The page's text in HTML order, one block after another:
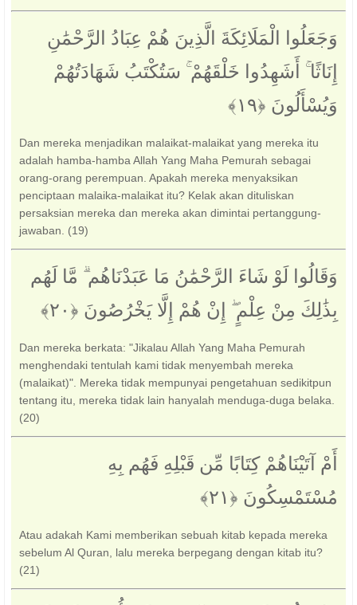
وَجَعَلُوا الْمَلَائِكَةَ الَّذِينَ هُمْ عِبَادُ الرَّحْمَٰنِ
إِنَاثًا ۚ أَشَهِدُوا خَلْقَهُمْ ۚ سَتُكْتَبُ شَهَادَتُهُمْ
وَيُسْأَلُونَ ‎﴿١٩﴾‏
Dan mereka menjadikan malaikat-malaikat yang mereka itu
adalah hamba-hamba Allah Yang Maha Pemurah sebagai
orang-orang perempuan. Apakah mereka menyaksikan
penciptaan malaika-malaikat itu? Kelak akan dituliskan
persaksian mereka dan mereka akan dimintai pertanggung-
jawaban. (19)
وَقَالُوا لَوْ شَاءَ الرَّحْمَٰنُ مَا عَبَدْنَاهُم ۗ مَّا لَهُم
بِذَٰلِكَ مِنْ عِلْمٍ ۖ إِنْ هُمْ إِلَّا يَخْرُصُونَ ‎﴿٢٠﴾‏
Dan mereka berkata: "Jikalau Allah Yang Maha Pemurah
menghendaki tentulah kami tidak menyembah mereka
(malaikat)". Mereka tidak mempunyai pengetahuan sedikitpun
tentang itu, mereka tidak lain hanyalah menduga-duga belaka.
(20)
أَمْ آتَيْنَاهُمْ كِتَابًا مِّن قَبْلِهِ فَهُم بِهِ
مُسْتَمْسِكُونَ ‎﴿٢١﴾‏
Atau adakah Kami memberikan sebuah kitab kepada mereka
sebelum Al Quran, lalu mereka berpegang dengan kitab itu?
(21)